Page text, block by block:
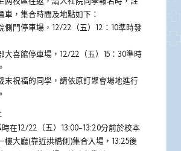
車，集合時間及地點如下：
門停車場，12/22（五）12：10準時發
喜館停車場，12/22（五）15：30準時
末祝福的同學，請依原訂聚會場地進行
時在12/22（五）13:00-13:20分前於校本
樓大廳(靠近拱橋側)集合入場，13:25後